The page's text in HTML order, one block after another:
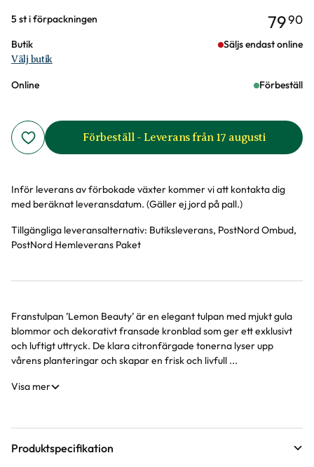
Varianter
5 st i förpackningen 7990
Butik Säljs endast online
Välj butik
Online Förbeställ
Förbeställ - Leverans från 17 augusti
Inför leverans av förbokade växter kommer vi att kontakta dig
med beräknat leveransdatum. (Gäller ej jord på pall.)
Tillgängliga leveransalternativ: Butiksleverans, PostNord Ombud,
PostNord Hemleverans Paket
Produktinformation
Franstulpan ’Lemon Beauty’ är en elegant tulpan med mjukt gula
blommor och dekorativt fransade kronblad som ger ett exklusivt
och luftigt uttryck. De klara citronfärgade tonerna lyser upp
vårens planteringar och skapar en frisk och livfull ...
Visa mer
Produktspecifikation